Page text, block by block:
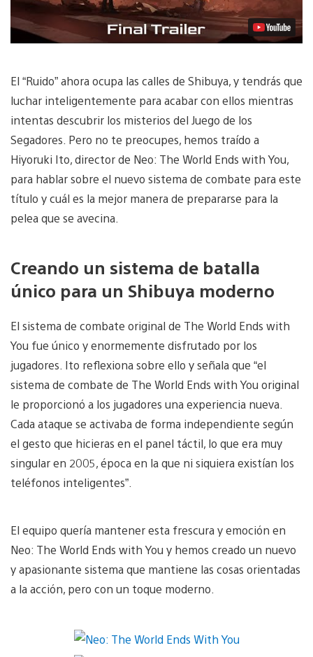
El “Ruido” ahora ocupa las calles de Shibuya, y tendrás que
luchar inteligentemente para acabar con ellos mientras
intentas descubrir los misterios del Juego de los
Segadores. Pero no te preocupes, hemos traído a
Hiyoruki Ito, director de Neo: The World Ends with You,
para hablar sobre el nuevo sistema de combate para este
título y cuál es la mejor manera de prepararse para la
pelea que se avecina.
Creando un sistema de batalla
único para un Shibuya moderno
El sistema de combate original de The World Ends with
You fue único y enormemente disfrutado por los
jugadores. Ito reflexiona sobre ello y señala que “el
sistema de combate de The World Ends with You original
le proporcionó a los jugadores una experiencia nueva.
Cada ataque se activaba de forma independiente según
el gesto que hicieras en el panel táctil, lo que era muy
singular en 2005, época en la que ni siquiera existían los
teléfonos inteligentes”.
El equipo quería mantener esta frescura y emoción en
Neo: The World Ends with You y hemos creado un nuevo
y apasionante sistema que mantiene las cosas orientadas
a la acción, pero con un toque moderno.